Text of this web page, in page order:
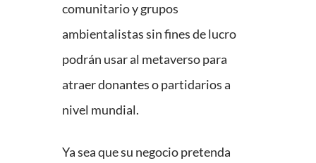
comunitario y grupos
ambientalistas sin fines de lucro
podrán usar al metaverso para
atraer donantes o partidarios a
nivel mundial.
Ya sea que su negocio pretenda